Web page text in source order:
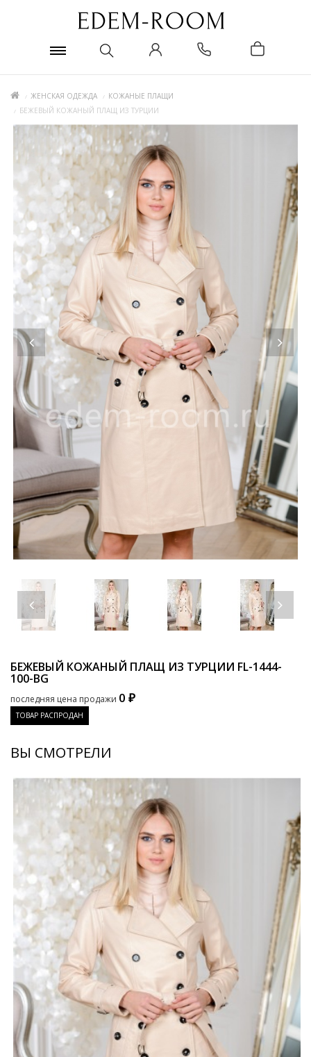
ЖЕНСКАЯ ОДЕЖДА
КОЖАНЫЕ ПЛАЩИ
БЕЖЕВЫЙ КОЖАНЫЙ ПЛАЩ ИЗ ТУРЦИИ
БЕЖЕВЫЙ КОЖАНЫЙ ПЛАЩ ИЗ ТУРЦИИ FL-1444-
100-BG
последняя цена продажи 0 ₽
ТОВАР РАСПРОДАН
ВЫ СМОТРЕЛИ